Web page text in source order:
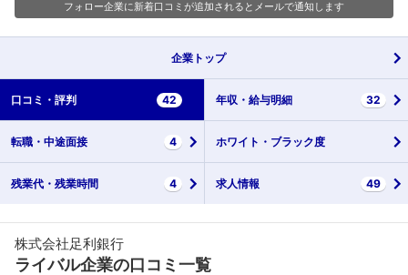
フォロー企業に新着口コミが追加されるとメールで通知します
企業 トップ
口コミ・ 評判 42 年収・ 給与明細 32
転職・ 中途面接 4 ホワイト・ ブラック度
残業代・ 残業時間 4 求人情報 49
株式会社足利銀行
ライバル企業の口コミ一覧